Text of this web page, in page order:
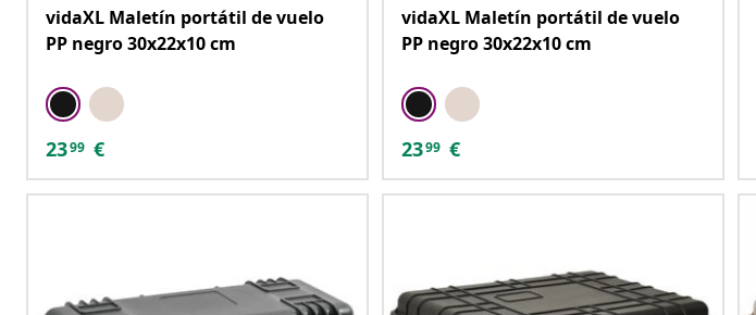
vidaXL Maletín portátil de vuelo
PP negro 30x22x10 cm
2399 €
vidaXL Maletín portátil de vuelo
PP negro 30x22x10 cm
2399 €